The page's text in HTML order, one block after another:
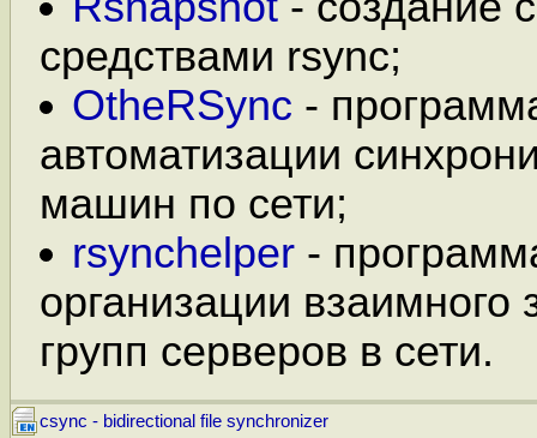
средствами rsync;
OtheRSync -
автоматизации
машин по сети;
rsynchelper-
организации взаимного
групп серверов в сети.
csync - bidirectional file synchronizer